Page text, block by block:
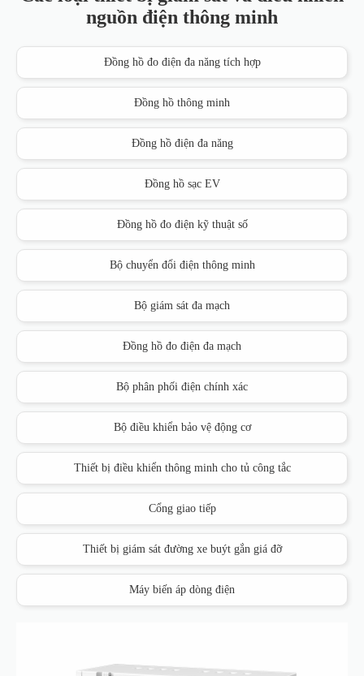
nguồn điện thông minh
Đồng hồ đo điện đa năng tích hợp
Đồng hồ thông minh
Đồng hồ điện đa năng
Đồng hồ sạc EV
Đồng hồ đo điện kỹ thuật số
Bộ chuyển đổi điện thông minh
Bộ giám sát đa mạch
Đồng hồ đo điện đa mạch
Bộ phân phối điện chính xác
Bộ điều khiển bảo vệ động cơ
Thiết bị điều khiển thông minh cho tủ công tắc
Cổng giao tiếp
Thiết bị giám sát đường xe buýt gắn giá đỡ
Máy biến áp dòng điện